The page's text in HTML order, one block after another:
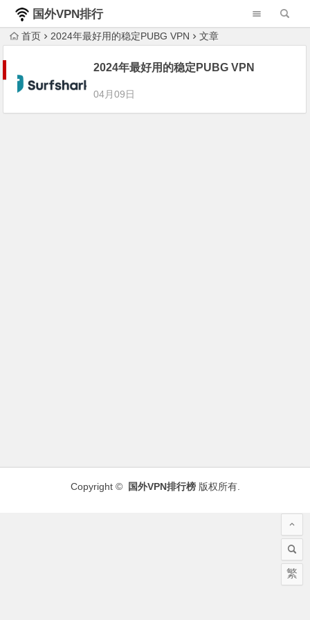
国外VPN排行
榜首页 2024年最好用的稳定PUBG VPN 文章
2024年最好用的稳定PUBG VPN
04月09日
Copyright © 国外VPN排行榜版权所有.
繁